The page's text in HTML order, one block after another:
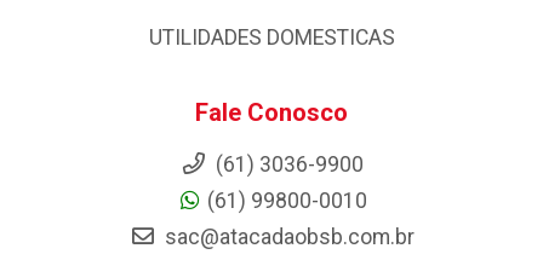
UTILIDADES DOMESTICAS
Fale Conosco
(61) 3036-9900
(61) 99800-0010
sac@atacadaobsb.com.br